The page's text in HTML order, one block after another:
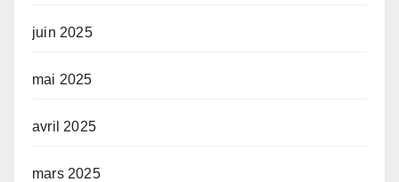
juin 2025
mai 2025
avril 2025
mars 2025